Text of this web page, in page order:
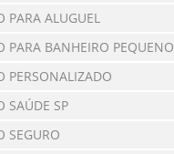
PARA ALUGUEL
PARA BANHEIRO PEQUENO
PERSONALIZADO
SAÚDE SP
SEGURO